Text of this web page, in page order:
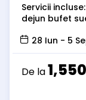
Servicii
dejun bufet
28 Iun - 5
De la1,550